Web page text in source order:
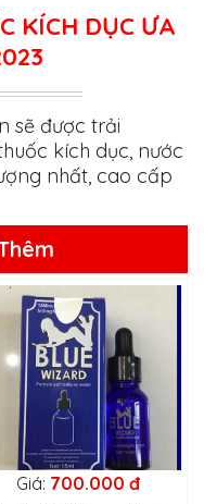
KÍCH DỤC ƯA
sẽ được trải
kích dục, nước
nhất, cao cấp
Giá: 700.000 đ